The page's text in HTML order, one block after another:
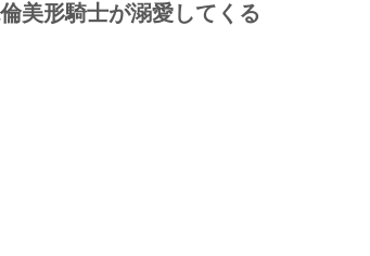
美形騎士が溺愛してくる